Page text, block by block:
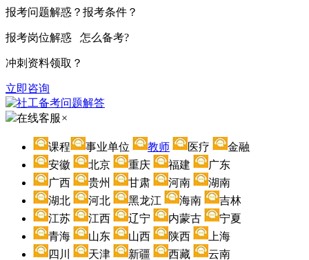
报考问题解惑？报考条件？
报考岗位解惑 怎么备考?
冲刺资料领取？
立即咨询
在线客服 ×
课程 事业单位 教师 医疗
金融
安徽
北京 重庆 福建
广东
广西
贵州 甘肃 河南
湖南
湖北
河北 黑龙江 海南
吉林
江苏
江西 辽宁 内蒙古
宁夏
青海
山东 山西 陕西
上海
四川
天津 新疆 西藏
云南